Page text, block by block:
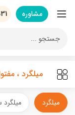
مشاوره
جستجو ...
میلگرد ،
میلگرد میلگرد